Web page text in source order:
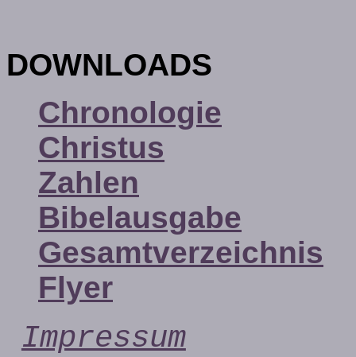
DOWNLOADS
Chronologie
Christus
Zahlen
Bibelausgabe
Gesamtverzeichnis
Flyer
Impressum